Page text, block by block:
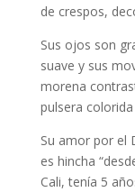
de crespos,
Sus ojos son
suave y sus
morena
pulsera
Su amor por el
es hincha
Cali, tenía 5